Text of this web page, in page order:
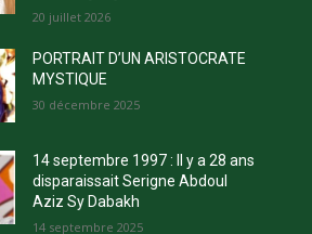
20 juillet 2026
PORTRAIT D’UN ARISTOCRATE
MYSTIQUE
30 décembre 2025
14 septembre 1997 : Il y a 28 ans
disparaissait Serigne Abdoul
Aziz Sy Dabakh
14 septembre 2025